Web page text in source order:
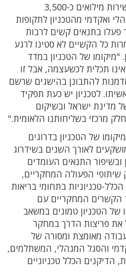
בשנה האחרונה גויסו לשירות מילואים כ-3,500
ואקדמי מהטכניון לתקופות
פעלו בתנאים קשים לרבות
כל הקשיים לא סטינו לרגע
"מיקומו של הטכניון במדד
תכלית לכשעצמה, אבל זו
להתבונן בהישגים שרשם
לטכניון יש כעת תפקיד
ישראל ובשיקום
מרכזי בשליחותנו הלאומית."
של הטכניון בדרוגים
לאורך השנים בשידרוג
התנאים העומדים
שיתופי הפעולה המחקריים,
טכניוניות בתחומי בריאות
הקשרים המחקריים עם
של הטכניון טמונים במשאב
את פריצות הדרך במחקר
מאומצת ומסורה של
והסגל המנהלי, המשתלמים,
הדיקנים הכלל טכניוניים